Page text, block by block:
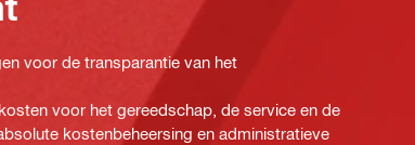
voor de transparantie van het
voor het gereedschap, de service en de
kostenbeheersing en administratieve